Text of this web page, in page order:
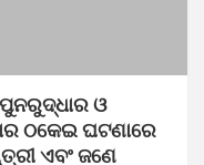
ଓ
ଠକେଇ ଘଟଣାରେ
ଏବଂ ଜଣେ